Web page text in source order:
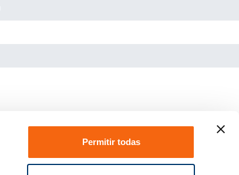
Permitir todas